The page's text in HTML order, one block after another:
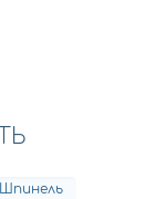
Шпинель